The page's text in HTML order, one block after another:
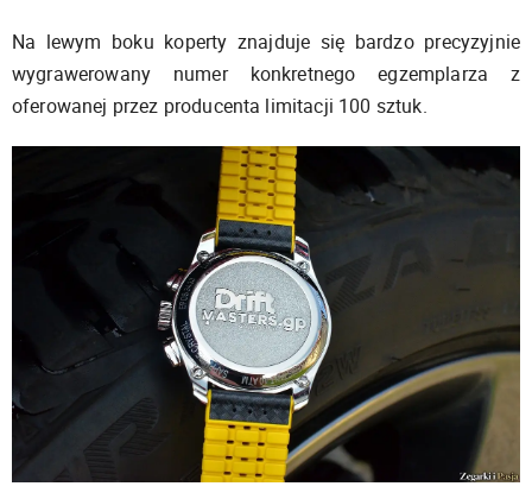
Na lewym boku koperty znajduje się bardzo precyzyjnie
wygrawerowany numer konkretnego egzemplarza z
oferowanej przez producenta limitacji 100 sztuk.